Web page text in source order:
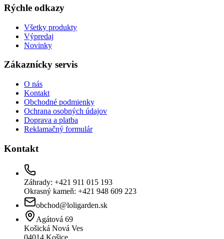
Rýchle odkazy
Všetky produkty
Výpredaj
Novinky
Zákaznícky servis
O nás
Kontakt
Obchodné podmienky
Ochrana osobných údajov
Doprava a platba
Reklamačný formulár
Kontakt
Záhrady: +421 911 015 193
Okrasný kameň: +421 948 609 223
obchod@loligarden.sk
Agátová 69
Košická Nová Ves
04014 Košice